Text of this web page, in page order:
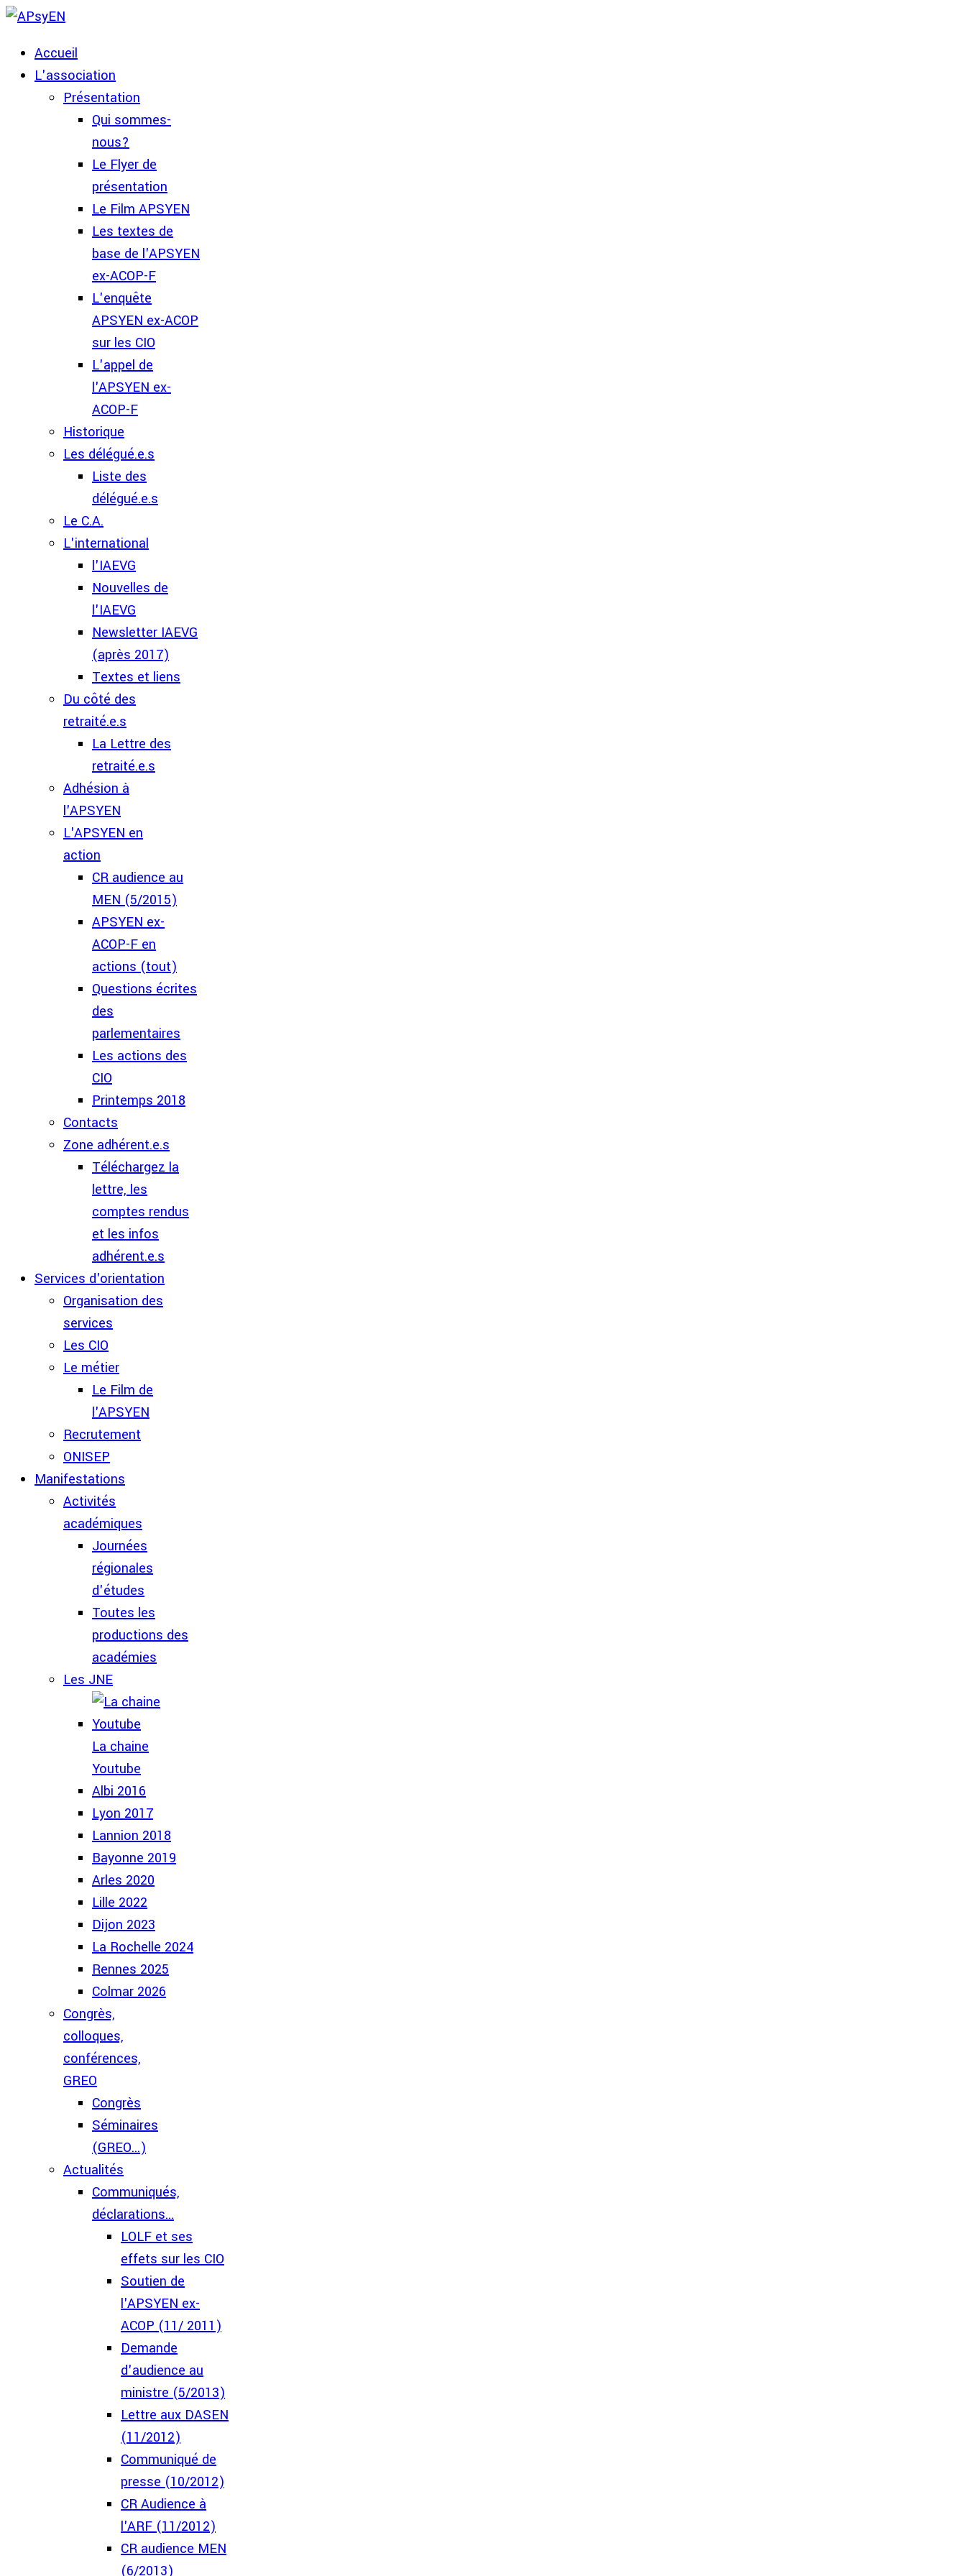
Accueil
L'association
Présentation
Qui sommes-
nous?
Le Flyer de
présentation
Le Film APSYEN
Les textes de
base de l'APSYEN
ex-ACOP-F
L'enquête
APSYEN ex-ACOP
sur les CIO
L'appel de
l'APSYEN ex-
ACOP-F
Historique
Les délégué.e.s
Liste des
délégué.e.s
Le C.A.
L'international
l'IAEVG
Nouvelles de
l'IAEVG
Newsletter IAEVG
(après 2017)
Textes et liens
Du côté des
retraité.e.s
La Lettre des
retraité.e.s
Adhésion à
l'APSYEN
L'APSYEN en
action
CR audience au
MEN (5/2015)
APSYEN ex-
ACOP-F en
actions (tout)
Questions écrites
des
parlementaires
Les actions des
CIO
Printemps 2018
Contacts
Zone adhérent.e.s
Téléchargez la
lettre, les
comptes rendus
et les infos
adhérent.e.s
Services d'orientation
Organisation des
services
Les CIO
Le métier
Le Film de
l'APSYEN
Recrutement
ONISEP
Manifestations
Activités
académiques
Journées
régionales
d'études
Toutes les
productions des
académies
Les JNE
La chaine
Youtube
Albi 2016
Lyon 2017
Lannion 2018
Bayonne 2019
Arles 2020
Lille 2022
Dijon 2023
La Rochelle 2024
Rennes 2025
Colmar 2026
Congrès,
colloques,
conférences,
GREO
Congrès
Séminaires
(GREO...)
Actualités
Communiqués,
déclarations...
LOLF et ses
effets sur les CIO
Soutien de
l'APSYEN ex-
ACOP (11/ 2011)
Demande
d'audience au
ministre (5/2013)
Lettre aux DASEN
(11/2012)
Communiqué de
presse (10/2012)
CR Audience à
l'ARF (11/2012)
CR audience MEN
(6/2013)